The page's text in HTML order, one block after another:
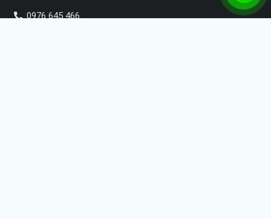
0976 645 466